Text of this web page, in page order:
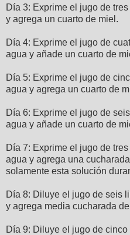
Día 3: Exprime el jugo de
y agrega un cuarto de miel.
Día 4: Exprime el jugo de
agua y añade un cuarto de
Día 5: Exprime el jugo de
agua y agrega un cuarto de
Día 6: Exprime el jugo de
agua y añade un cuarto de
Día 7: Exprime el jugo de
agua y agrega una
solamente esta solución
Día 8: Diluye el jugo de seis
y agrega media cucharada
Día 9: Diluye el jugo de